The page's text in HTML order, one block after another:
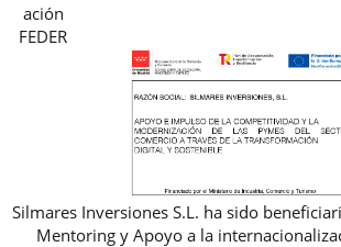
Silmares Inversiones S.L. ha sido
Mentoring y Apoyo a la